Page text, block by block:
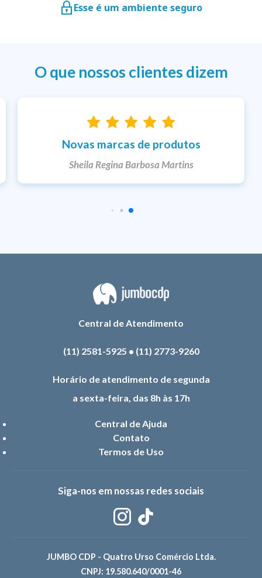
Esse é um ambiente seguro
O que nossos clientes dizem
Entrega rápida
Ketlem
Central de Atendimento
(11) 2581-5925 • (11) 2773-9260
Horário de atendimento de segunda
a sexta-feira, das 8h às 17h
Central de Ajuda
Contato
Termos de Uso
Siga-nos em nossas redes sociais
JUMBO CDP - Quatro Urso Comércio Ltda.
CNPJ: 19.580.640/0001-46